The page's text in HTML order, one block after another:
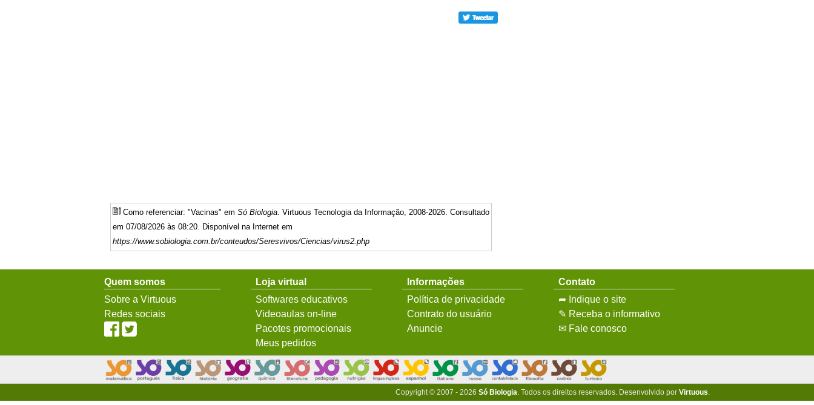
Como referenciar: "Vacinas" em Só Biologia . Virtuous Tecnologia da Informação, 2008-2026. Consultado
em 07/08/2026 às 08:20. Disponível na Internet em
https://www.sobiologia.com.br/conteudos/Seresvivos/Ciencias/virus2.php
Quem somos
Sobre a Virtuous
Redes sociais
Loja virtual
Softwares educativos
Videoaulas on-line
Pacotes promocionais
Meus pedidos
Informações
Política de privacidade
Contrato do usuário
Anuncie
Contato
➦ Indique o site
✎ Receba o informativo
✉ Fale conosco
Copyright © 2007 - 2026 Só Biologia . Todos os direitos reservados. Desenvolvido por Virtuous